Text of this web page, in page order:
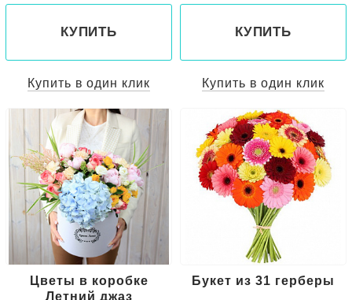
КУПИТЬ
Купить в один клик
КУПИТЬ
Купить в один клик
Цветы в коробке
Летний джаз
Букет из 31 герберы